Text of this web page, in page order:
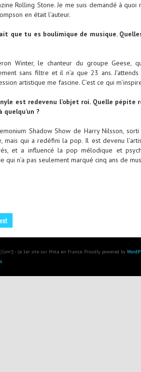
Rolling Stone. Je me suis demandé à
en était l’auteur.
que tu es boulimique de musique.
Winter, le chanteur du groupe
sans filtre et il n’a que 23 ans.
artistique me fascine. C’est ce qui
est redevenu l’objet roi. Quelle
quelqu’un ?
Shadow Show de Harry Nilsson,
mais qui a redéfini la pop. Il est devenu
et a influencé la pop mélodique et
qui n’a pas seulement marqué cinq ans de
- Le 1er site sur Mika en France. Proudly powered by
.